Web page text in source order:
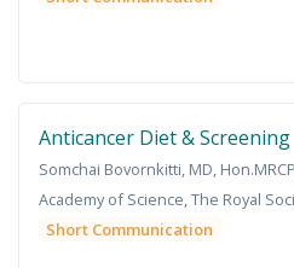
Anticancer Diet & Screening
Somchai Bovornkitti, MD,
Academy of Science, The Royal
Short Communication